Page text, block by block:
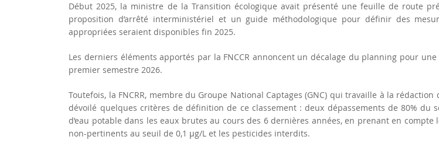
Début 2025, la ministre de la Transition écologique avait présenté une feuille de route
proposition d’arrêté interministériel et un guide méthodologique pour définir des
appropriées seraient disponibles fin 2025.
Les derniers éléments apportés par la FNCCR annoncent un décalage du planning pour
premier semestre 2026.
Toutefois, la FNCRR, membre du Groupe National Captages (GNC) qui travaille à la rédaction
dévoilé quelques critères de définition de ce classement : deux dépassements de 80% du
d’eau potable dans les eaux brutes au cours des 6 dernières années, en prenant en compte
non-pertinents au seuil de 0,1 μg/L et les pesticides interdits.